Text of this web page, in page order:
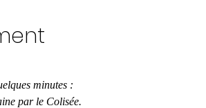
minutes :
par le Colisée.